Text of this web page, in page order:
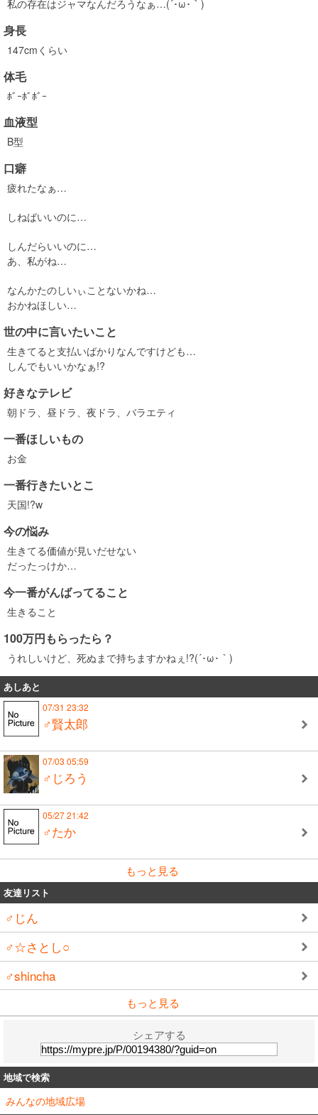
私の存在はジャマなんだろうなぁ…(´･ω･｀)
身長
147cmくらい
体毛
ﾎﾞｰﾎﾞﾎﾞｰ
血液型
B型
口癖
疲れたなぁ…
しねばいいのに…
しんだらいいのに…
あ、私がね…
なんかたのしいぃことないかね…
おかねほしい…
世の中に言いたいこと
生きてると支払いばかりなんですけども…
しんでもいいかなぁ!?
好きなテレビ
朝ドラ、昼ドラ、夜ドラ、バラエティ
一番ほしいもの
お金
一番行きたいとこ
天国!?w
今の悩み
生きてる価値が見いだせない
だったっけか…
今一番がんばってること
生きること
100万円もらったら？
うれしいけど、死ぬまで持ちますかねぇ!?(´･ω･｀)
あしあと
07/31 23:32
♂賢太郎
07/03 05:59
♂じろう
05/27 21:42
♂たか
もっと見る
友達リスト
♂じん
♂☆さとし○
♂shincha
もっと見る
シェアする
地域で検索
みんなの地域広場